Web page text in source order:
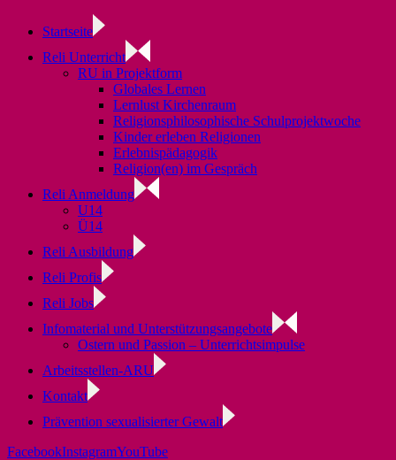
Startseite
Reli Unterricht
RU in Projektform
Globales Lernen
Lernlust Kirchenraum
Religionsphilosophische Schulprojektwoche
Kinder erleben Religionen
Erlebnispädagogik
Religion(en) im Gespräch
Reli Anmeldung
U14
Ü14
Reli Ausbildung
Reli Profis
Reli Jobs
Infomaterial und Unterstützungsangebote
Ostern und Passion – Unterrichtsimpulse
Arbeitsstellen-ARU
Kontakt
Prävention sexualisierter Gewalt
FacebookInstagramYouTube